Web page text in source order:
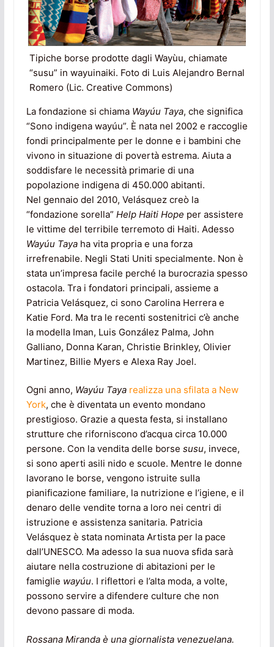
Tipiche borse prodotte dagli Wayùu, chiamate
“susu” in wayuinaiki. Foto di Luis Alejandro Bernal
Romero (Lic. Creative Commons)
La fondazione si chiama Wayúu Taya, che significa
“Sono indigena wayúu”. È nata nel 2002 e raccoglie
fondi principalmente per le donne e i bambini che
vivono in situazione di povertà estrema. Aiuta a
soddisfare le necessità primarie di una
popolazione indigena di 450.000 abitanti.
Nel gennaio del 2010, Velásquez creò la
“fondazione sorella” Help Haiti Hope per assistere
le vittime del terribile terremoto di Haiti. Adesso
Wayúu Tayaha vita propria e una forza
irrefrenabile. Negli Stati Uniti specialmente. Non è
stata un’impresa facile perché la burocrazia spesso
ostacola. Tra i fondatori principali, assieme a
Patricia Velásquez, ci sono Carolina Herrera e
Katie Ford. Ma tra le recenti sostenitrici c’è anche
la modella Iman, Luis González Palma, John
Galliano, Donna Karan, Christie Brinkley, Olivier
Martinez, Billie Myers e Alexa Ray Joel.
Ogni anno, Wayúu Taya realizza una sfilata a New
York, che è diventata un evento mondano
prestigioso. Grazie a questa festa, si installano
strutture che riforniscono d’acqua circa 10.000
persone. Con la vendita delle borse susu, invece,
si sono aperti asili nido e scuole. Mentre le donne
lavorano le borse, vengono istruite sulla
pianificazione familiare, la nutrizione e l’igiene, e il
denaro delle vendite torna a loro nei centri di
istruzione e assistenza sanitaria. Patricia
Velásquez è stata nominata Artista per la pace
dall’UNESCO. Ma adesso la sua nuova sfida sarà
aiutare nella costruzione di abitazioni per le
famiglie wayúu. I riflettori e l’alta moda, a volte,
possono servire a difendere culture che non
devono passare di moda.
Rossana Miranda è una giornalista venezuelana.